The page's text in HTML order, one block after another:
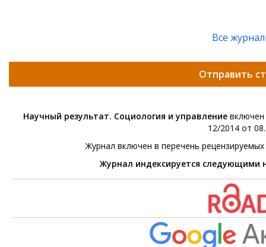
Все
Отправить
Научный результат. Социология и управление
12/2014 от
Журнал включен в перечень
Журнал индексируется